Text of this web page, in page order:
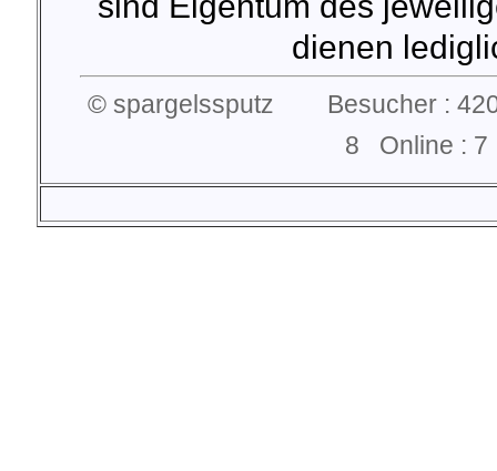
dienen
© spargelssputz Besucher :
8 Online :